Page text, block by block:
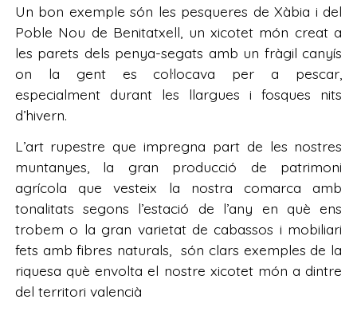
Un bon exemple són les pesqueres de Xàbia i del
Poble Nou de Benitatxell, un xicotet món creat a
les parets dels penya-segats amb un fràgil canyís
on la gent es col·locava per a pescar,
especialment durant les llargues i fosques nits
d’hivern.
L’art rupestre que impregna part de les nostres
muntanyes, la gran producció de patrimoni
agrícola que vesteix la nostra comarca amb
tonalitats segons l’estació de l’any en què ens
trobem o la gran varietat de cabassos i mobiliari
fets amb fibres naturals, són clars exemples de la
riquesa què envolta el nostre xicotet món a dintre
del territori valencià